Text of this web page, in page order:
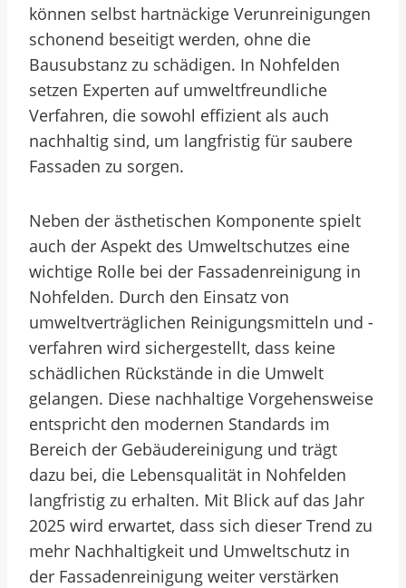
können selbst hartnäckige Verunreinigungen
schonend beseitigt werden, ohne die
Bausubstanz zu schädigen. In Nohfelden
setzen Experten auf umweltfreundliche
Verfahren, die sowohl effizient als auch
nachhaltig sind, um langfristig für saubere
Fassaden zu sorgen.
Neben der ästhetischen Komponente spielt
auch der Aspekt des Umweltschutzes eine
wichtige Rolle bei der Fassadenreinigung in
Nohfelden. Durch den Einsatz von
umweltverträglichen Reinigungsmitteln und -
verfahren wird sichergestellt, dass keine
schädlichen Rückstände in die Umwelt
gelangen. Diese nachhaltige Vorgehensweise
entspricht den modernen Standards im
Bereich der Gebäudereinigung und trägt
dazu bei, die Lebensqualität in Nohfelden
langfristig zu erhalten. Mit Blick auf das Jahr
2025 wird erwartet, dass sich dieser Trend zu
mehr Nachhaltigkeit und Umweltschutz in
der Fassadenreinigung weiter verstärken